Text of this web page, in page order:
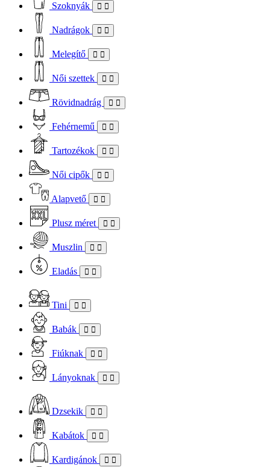
Szoknyák
Nadrágok
Melegítő
Női szettek
Rövidnadrág
Fehérnemű
Tartozékok
Női cipők
Alapvető
Plusz méret
Muszlin
Eladás
Tini
Babák
Fiúknak
Lányoknak
Dzsekik
Kabátok
Kardigánok